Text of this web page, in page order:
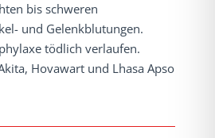
bis schweren
und Gelenkblutungen.
tödlich verlaufen.
Hovawart und Lhasa Apso